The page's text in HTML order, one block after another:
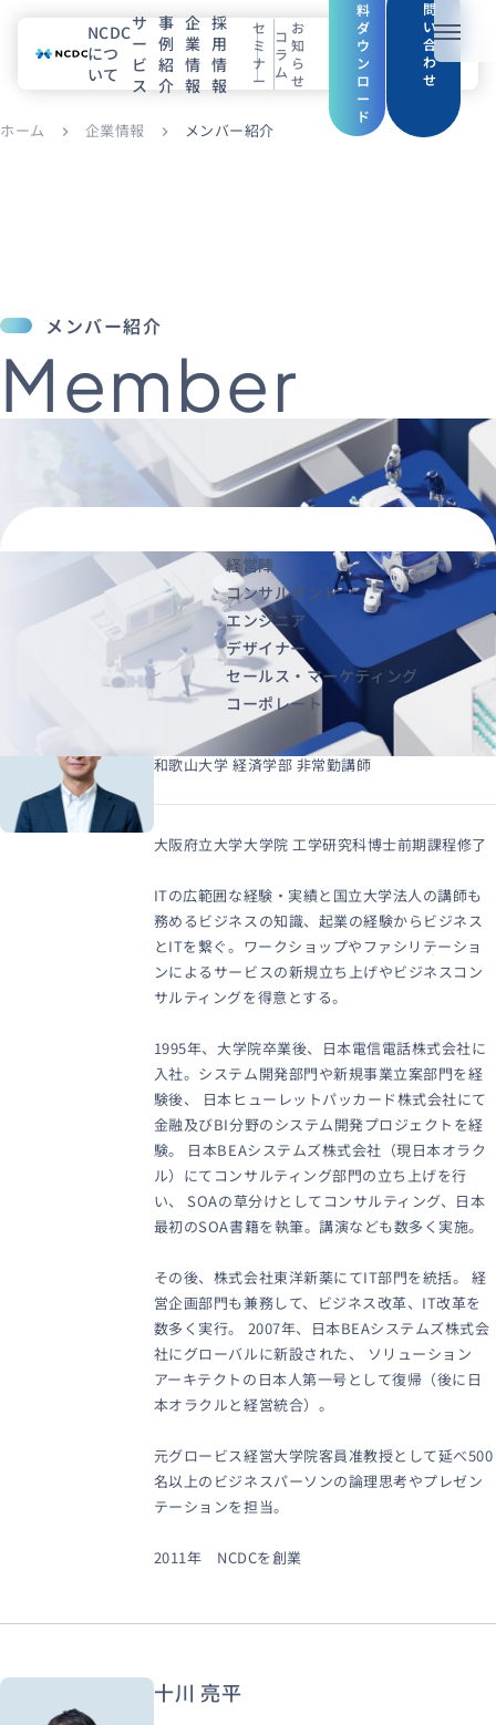
メニュ
NCDCについて
サービス
セミナー コラムお知らせ
エンジニアブログ（Zenn）
お役立ち情報（PJ Insight）
資料ダウンロード お問い合わせ
NCDC
につ
いて
サ
ー
ビ
ス
事
例
紹
介
企
業
情
報
採
用
情
報
セ
ミ
ナ
ー
コ
ラ
ム
お
知
ら
せ
料
ダ
ウ
ン
ロ
ー
ド
問
い
合
わ
せ
ホーム chevron_right 企業情報 chevron_right メンバー紹介
メンバー紹介
Member
早津 俊秀
代表取締役 / ビジネスアーキテクト
和歌山大学 経済学部 非常勤講師
大阪府立大学大学院 工学研究科博士前期課程修了
ITの広範囲な経験・実績と国立大学法人の講師も
務めるビジネスの知識、起業の経験からビジネス
とITを繋ぐ。ワークショップやファシリテーショ
ンによるサービスの新規立ち上げやビジネスコン
サルティングを得意とする。
1995年、大学院卒業後、日本電信電話株式会社に
入社。システム開発部門や新規事業立案部門を経
験後、 日本ヒューレットパッカード株式会社にて
金融及びBI分野のシステム開発プロジェクトを経
験。 日本BEAシステムズ株式会社（現日本オラク
ル）にてコンサルティング部門の立ち上げを行
い、 SOAの草分けとしてコンサルティング、日本
最初のSOA書籍を執筆。講演なども数多く実施。
その後、株式会社東洋新薬にてIT部門を統括。 経
営企画部門も兼務して、ビジネス改革、IT改革を
数多く実行。 2007年、日本BEAシステムズ株式会
社にグローバルに新設された、 ソリューション
アーキテクトの日本人第一号として復帰（後に日
本オラクルと経営統合）。
元グロービス経営大学院客員准教授として延べ500
名以上のビジネスパーソンの論理思考やプレゼン
テーションを担当。
2011年 NCDCを創業
十川 亮平
経営陣
コンサルタント
エンジニア
デザイナー
セールス・マーケティング
コーポレート